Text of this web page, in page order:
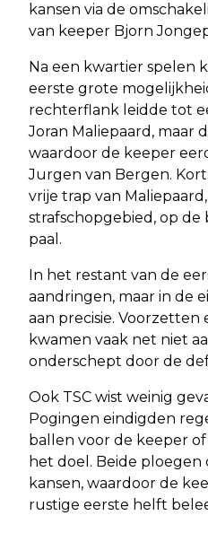
kansen via de
van keeper Bjorn
Na een kwartier spelen
eerste grote
rechterflank leidde tot
Joran Maliepaard, maar
waardoor de keeper
Jurgen van Bergen.
vrije trap van
strafschopgebied, op
paal.
In het restant van de
aandringen, maar in de
aan precisie. Voorzetten
kwamen vaak net niet
onderschept door de
Ook TSC wist weinig
Pogingen eindigden
ballen voor de keeper
het doel. Beide ploegen
kansen, waardoor de
rustige eerste helft